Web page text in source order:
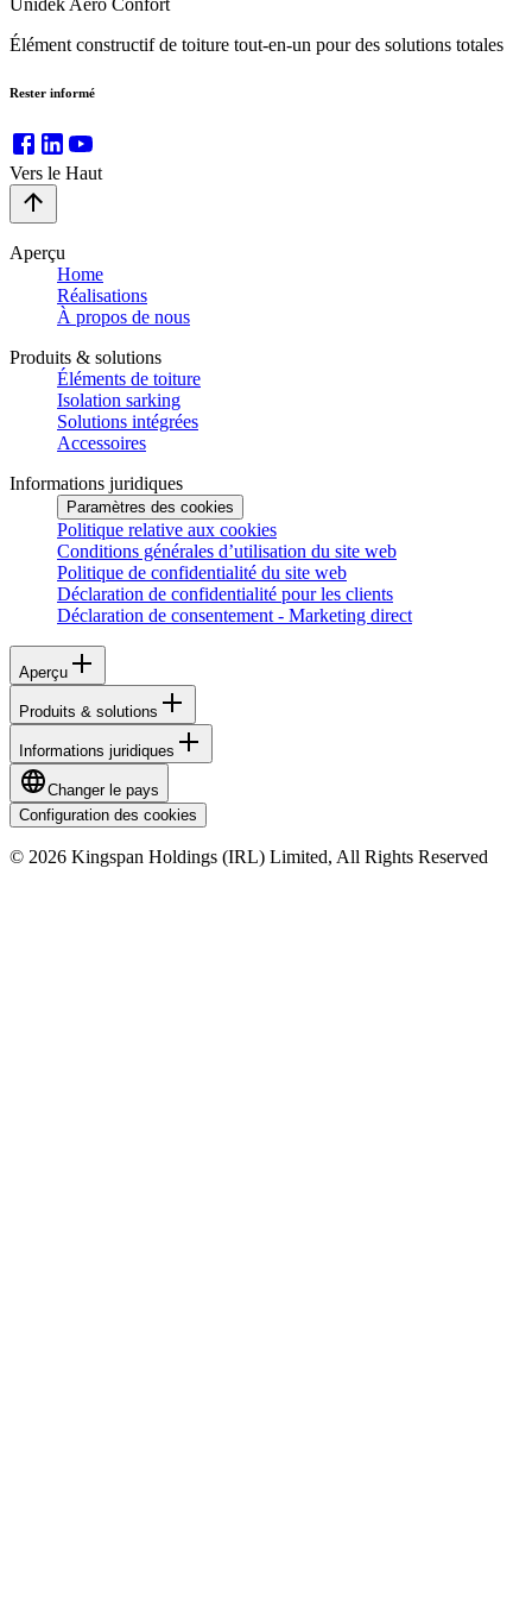
Élément constructif de toiture tout-en-un pour des solutions totales
Rester informé
Vers le Haut
Aperçu
Home
Réalisations
À propos de nous
Produits & solutions
Éléments de toiture
Isolation sarking
Solutions intégrées
Accessoires
Informations juridiques
Paramètres des cookies
Politique relative aux cookies
Conditions générales d’utilisation du site web
Politique de confidentialité du site web
Déclaration de confidentialité pour les clients
Déclaration de consentement - Marketing direct
Aperçu
Produits & solutions
Informations juridiques
Changer le pays
Configuration des cookies
© 2026 Kingspan Holdings (IRL) Limited, All Rights Reserved